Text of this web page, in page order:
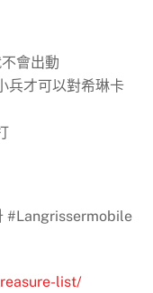
會出動
兵才可以對希琳卡
#Langrissermobile
list/